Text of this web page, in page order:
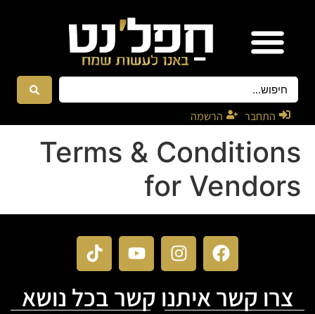
התחבר הרשמה
Terms & Conditions
for Vendors
צרו קשר איתנו קשר בכל נושא